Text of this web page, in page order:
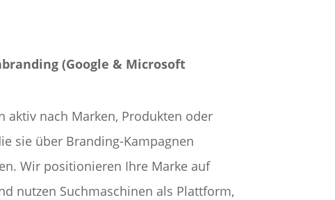
(Google & Microsoft
aktiv nach Marken, Produkten oder
sie über Branding-Kampagnen
Wir positionieren Ihre Marke auf
nutzen Suchmaschinen als Plattform,